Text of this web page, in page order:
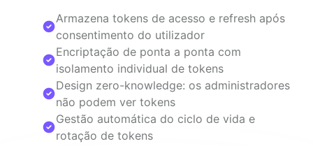
Armazena tokens de acesso e refresh após
consentimento do utilizador
Encriptação de ponta a ponta com
isolamento individual de tokens
Design zero-knowledge: os administradores
não podem ver tokens
Gestão automática do ciclo de vida e
rotação de tokens